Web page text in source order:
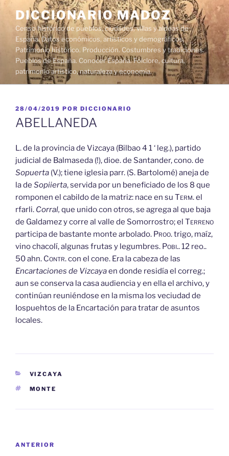
contenido
DICCIONARIO MADOZ
Censo histórico de pueblos, ciudades, villas y aldeas de
España. Datos económicos, artísticos y demográficos.
Patrimonio histórico. Producción. Costumbres y tradiciones.
Pueblos de España. Conocer España. Folclore, cultura,
patrimonio artístico, naturaleza y economía.
PUBLICADO
EL
28/04/2019 POR DICCIONARIO
ABELLANEDA
L. de la provincia de Vizcaya (Bilbao 4 1 ‘ leg.), partido
judicial de Balmaseda (!), dioe. de Santander, cono. de
Sopuerta (V.); tiene iglesia parr. (S. Bartolomé) aneja de
la de Sopiierta, servida por un beneficiado de los 8 que
romponen el cabildo de la matriz: nace en su Term.el
rfarli. Corral, que unido con otros, se agrega al que baja
de Galdamez y corre al valle de Somorrostro; el Terreno
participa de bastante monte arbolado. Proo.trigo, maíz,
vino chacolí, algunas frutas y legumbres. Pobi..12 reo..
50 ahn. Contr.con el cone. Era la cabeza de las
Encartaciones de Vizcayaen donde residía el correg.;
aun se conserva la casa audiencia y en ella el archivo, y
continúan reuniéndose en la misma los veciudad de
Iospuehtos de la Encartación para tratar de asuntos
locales.
CATEGORÍAS
VIZCAYA
ETIQUETAS
MONTE
Entrada
ANTERIOR